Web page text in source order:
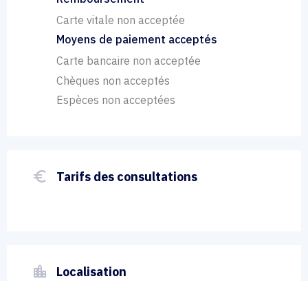
Carte vitale non acceptée
Moyens de paiement acceptés
Carte bancaire non acceptée
Chèques non acceptés
Espèces non acceptées
euro_symbol Tarifs des consultations
location_city Localisation